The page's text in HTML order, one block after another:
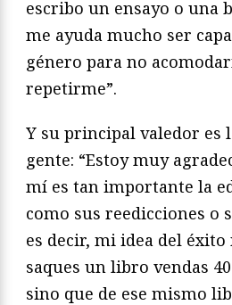
escribo un ensayo o una
me ayuda mucho ser
género para no
repetirme”.
Y su principal valedor es
gente: “Estoy muy
mí es tan importante la
como sus reedicciones o
es decir, mi idea del éxito
saques un libro vendas
sino que de ese mismo